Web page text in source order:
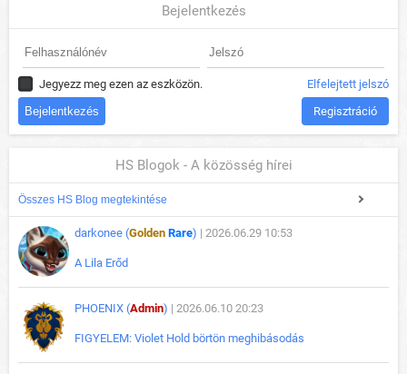
Bejelentkezés
Jegyezz meg ezen az eszközön. Elfelejtett jelszó
Regisztráció
HS Blogok - A közösség hírei
Összes HS Blog megtekintése
darkonee (Golden Rare) | 2026.06.29 10:53
A Lila Erőd
PHOENIX (Admin) | 2026.06.10 20:23
FIGYELEM: Violet Hold börtön meghibásodás